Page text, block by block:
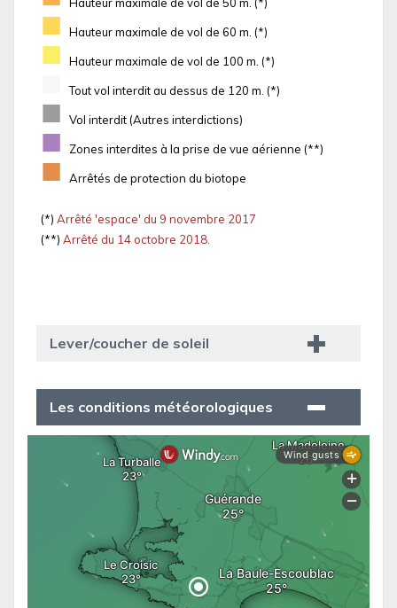
Hauteur maximale de vol de 50 m. (*)
■ Hauteur maximale de vol de 60 m. (*)
■ Hauteur maximale de vol de 100 m. (*)
Tout vol interdit au dessus de 120 m. (*)
■ Vol interdit (Autres interdictions)
■ Zones interdites à la prise de vue aérienne (**)
■ Arrêtés de protection du biotope
(*) Arrêté 'espace' du 9 novembre 2017
(**) Arrêté du 14 octobre 2018.
Lever/coucher de soleil
Les conditions météorologiques